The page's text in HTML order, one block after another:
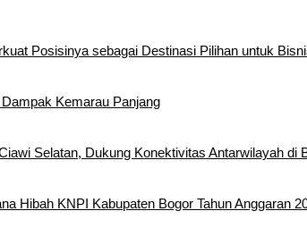
Posisinya sebagai Destinasi Pilihan untuk
Kemarau Panjang
Selatan, Dukung Konektivitas Antarwilayah di
Hibah KNPI Kabupaten Bogor Tahun Anggaran